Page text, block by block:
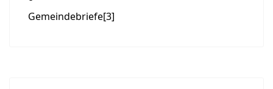
Gemeindebriefe[3]